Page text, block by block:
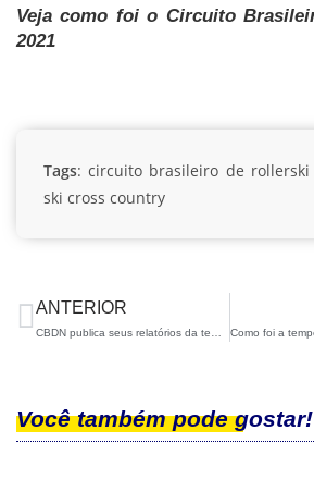
Veja como foi o Circuito
2021
Tags:circuito brasileiro de rollerski
ski cross country
ANTERIOR
Você também pode gostar!